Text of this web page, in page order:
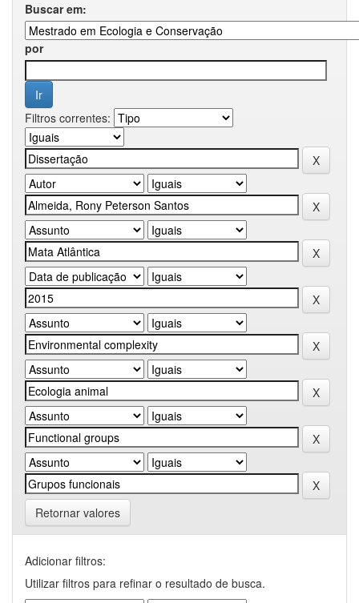
Buscar em:
por
Filtros correntes:
Retornar valores
Adicionar filtros:
Utilizar filtros para refinar o resultado de busca.